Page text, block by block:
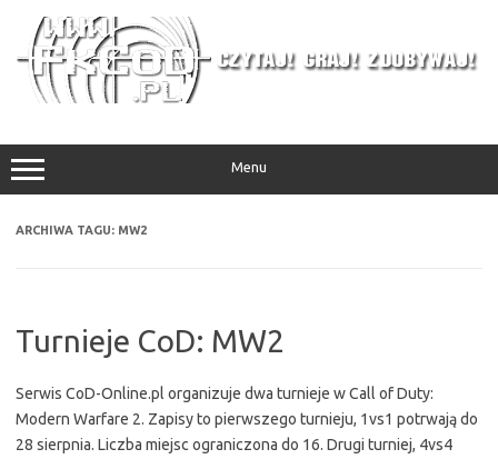
treści
Menu
ARCHIWA TAGU: MW2
Turnieje CoD: MW2
Serwis CoD-Online.pl organizuje dwa turnieje w Call of Duty:
Modern Warfare 2. Zapisy to pierwszego turnieju, 1vs1 potrwają do
28 sierpnia. Liczba miejsc ograniczona do 16. Drugi turniej, 4vs4